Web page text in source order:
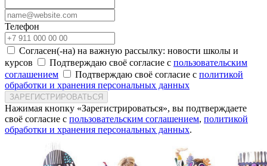
Телефон
Согласен(-на) на важную рассылку: новости школы и
курсов
Подтверждаю своё согласие с пользовательским
соглашением
Подтверждаю своё согласие с политикой
обработки и хранения персональных данных
ЗАРЕГИСТРИРОВАТЬСЯ
Нажимая кнопку «Зарегистрироваться», вы подтверждаете
своё согласие с пользовательским соглашением, политикой
обработки и хранения персональных данных.